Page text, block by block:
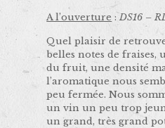
A l’ouverture :DS16 –
Quel plaisir de
belles notes de fraises,
du fruit, une densité
l’aromatique nous
peu fermée. Nous
un vin un peu trop
un grand, très grand